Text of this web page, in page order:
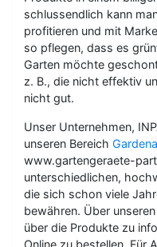
schlussendlich kann
profitieren und mit
so pflegen, dass es
Garten möchte
z. B., die nicht effektiv
nicht gut.
Unser Unternehmen,
unseren Bereich
www.gartengeraete-
unterschiedlichen,
die sich schon viele
bewähren. Über
über die Produkte zu
Online zu bestellen. Für